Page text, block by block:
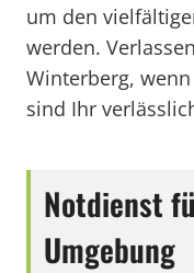
um den
werden.
Winterberg,
sind Ihr
Notdienst
Umgebung